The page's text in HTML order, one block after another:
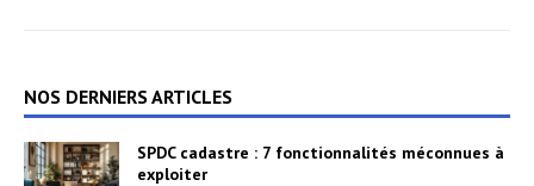
NOS DERNIERS ARTICLES
SPDC cadastre : 7 fonctionnalités méconnues à
exploiter